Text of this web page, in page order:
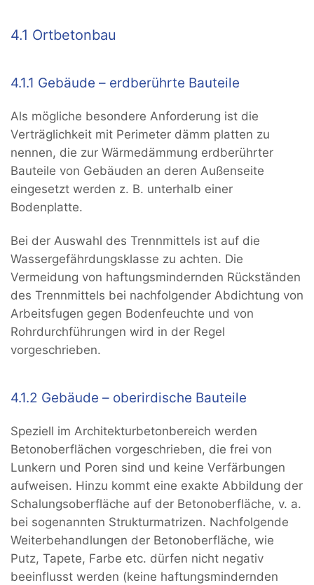
4.1 Ortbetonbau
4.1.1 Gebäude – erdberührte Bauteile
Als mögliche besondere Anforderung ist die
Verträglichkeit mit Perimeter dämm platten zu
nennen, die zur Wärmedämmung erdberührter
Bauteile von Gebäuden an deren Außenseite
eingesetzt werden z. B. unterhalb einer
Bodenplatte.
Bei der Auswahl des Trennmittels ist auf die
Wassergefährdungsklasse zu achten. Die
Vermeidung von haftungsmindernden Rückständen
des Trennmittels bei nachfolgender Abdichtung von
Arbeitsfugen gegen Bodenfeuchte und von
Rohrdurchführungen wird in der Regel
vorgeschrieben.
4.1.2 Gebäude – oberirdische Bauteile
Speziell im Architekturbetonbereich werden
Betonoberflächen vorgeschrieben, die frei von
Lunkern und Poren sind und keine Verfärbungen
aufweisen. Hinzu kommt eine exakte Abbildung der
Schalungsoberfläche auf der Betonoberfläche, v. a.
bei sogenannten Strukturmatrizen. Nachfolgende
Weiterbehandlungen der Betonoberfläche, wie
Putz, Tapete, Farbe etc. dürfen nicht negativ
beeinflusst werden (keine haftungsmindernden